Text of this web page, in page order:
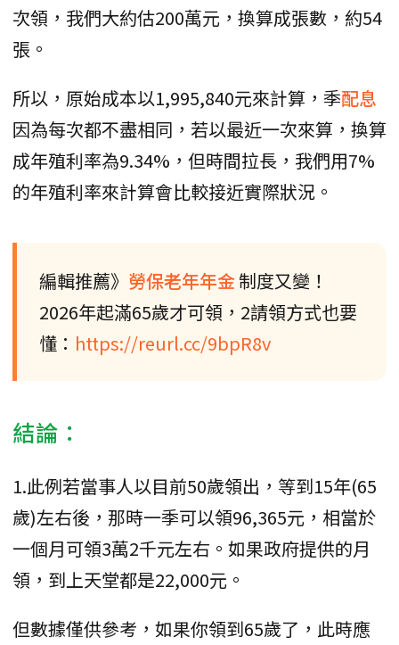
次領，我們大約估200萬元，換算成張數，約54
張。
所以，原始成本以1,995,840元來計算，季配息
因為每次都不盡相同，若以最近一次來算，換算
成年殖利率為9.34%，但時間拉長，我們用7%
的年殖利率來計算會比較接近實際狀況。
編輯推薦》 勞保老年年金制度又變！
2026年起滿65歲才可領，2請領方式也要
懂： https://reurl.cc/9bpR8v
結論：
1.此例若當事人以目前50歲領出，等到15年(65
歲)左右後，那時一季可以領96,365元，相當於
一個月可領3萬2千元左右。如果政府提供的月
領，到上天堂都是22,000元。
但數據僅供參考，如果你領到65歲了，此時應